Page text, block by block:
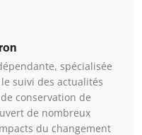
spécialisée
suivi des actualités
conservation de
de nombreux
du changement